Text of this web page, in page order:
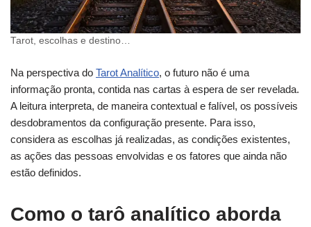
Tarot, escolhas e destino…
Na perspectiva do Tarot Analítico, o futuro não é uma
informação pronta, contida nas cartas à espera de ser revelada.
A leitura interpreta, de maneira contextual e falível, os possíveis
desdobramentos da configuração presente. Para isso,
considera as escolhas já realizadas, as condições existentes,
as ações das pessoas envolvidas e os fatores que ainda não
estão definidos.
Como o tarô analítico aborda